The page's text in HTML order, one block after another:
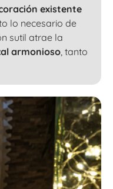
existente
lo necesario de
sutil atrae la
armonioso , tanto